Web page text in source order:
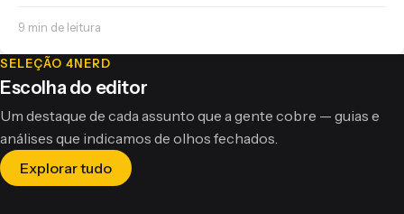
9 min de leitura
SELEÇÃO 4NERD
Escolha do editor
Um destaque de cada assunto que a gente cobre — guias e
análises que indicamos de olhos fechados.
Explorar tudo
CTRL+Z
O "MSN Plus" que o Brasil Inteiro Instalou Nunca Foi
da Microsoft
REPOSITÓRIOS GITHUB
Os Melhores Repositórios do Claude no GitHub —
DISPOSITIVOS